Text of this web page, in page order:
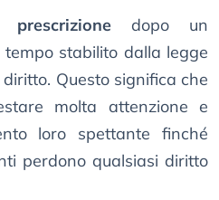
prescrizionedopo un
stabilito dalla legge
Questo significa che
molta attenzione e
loro spettante finché
perdono qualsiasi diritto